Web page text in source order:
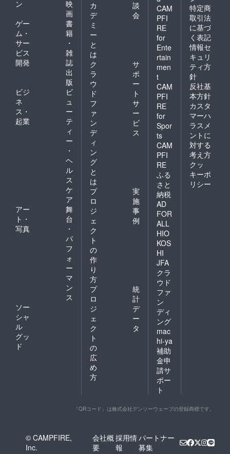
お願い
しま
す。
ン
映
画
ゲー
ム・
サー
ビス
開発
書
籍
・
雑
誌
出
版
ビジ
ネ
ス・
起業
ビ
ュ
ー
テ
ィ
ー
・
ヘ
ル
ス
ケ
ア
アー
ト・
写真
舞
台
・
パ
フ
ォ
ー
マ
ン
ス
ソー
シャ
ル
グッ
ド
カ
デ
ミ
ー
と
は
談
会
ク
ラ
ウ
ド
フ
ァ
ン
デ
ィ
ン
グ
と
は
サ
ポ
ー
ト
サ
ー
ビ
ス
プ
ロ
ジ
ェ
ク
ト
の
作
り
方
実
施
事
例
プ
ロ
ジ
ェ
ク
ト
の
広
め
方
統
計
デ
ー
タ
CAM
PFI
RE
for
Ente
rtain
men
t
CAM
PFI
RE
for
Spor
ts
CAM
PFI
RE
ふる
さと
納税
AD
FOR
ALL
HIO
KOS
HI
JFA
クラ
ウド
ファ
ン
ディ
ング
mac
hi-ya
補助
金申
請サ
ポー
ト
特定商
取引法
に基づ
く表記
情報セ
キュリ
ティ方
針
反社基
本方針
カスタ
マーハ
ラスメ
ントに
対する
考え方
クッ
キーポ
リシー
「QRコード」は株式会社デンソーウェーブの登録商標です。
© CAMPFIRE,
Inc.
会社概
要
採用情
報
パートナー
募集